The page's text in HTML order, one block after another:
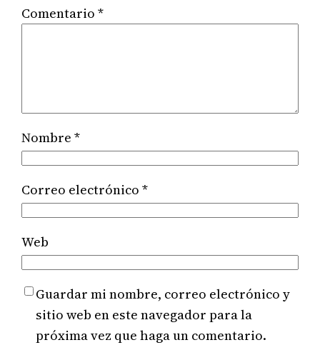
Comentario*
Nombre*
Correo electrónico*
Web
Guardar mi nombre, correo electrónico y
sitio web en este navegador para la
próxima vez que haga un comentario.